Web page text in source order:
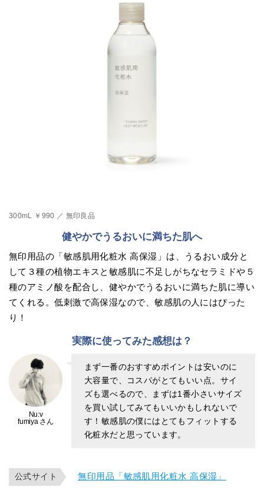
300mL ￥990 ／ 無印良品
健やかでうるおいに満ちた肌へ
無印用品の「敏感肌用化粧水 高保湿」は、うるおい成分と
して３種の植物エキスと敏感肌に不足しがちなセラミドや５
種のアミノ酸を配合し、健やかでうるおいに満ちた肌に導い
てくれる。低刺激で高保湿なので、敏感肌の人にはぴった
り！
実際に使ってみた感想は？
Nu:v
fumiya さん
まず一番のおすすめポイントは安いのに
大容量で、コスパがとてもいい点。サイ
ズも選べるので、まずは1番小さいサイズ
を買い試してみてもいいかもしれないで
す！敏感肌の僕にはとてもフィットする
化粧水だと思っています。
公式サイト 無印用品「敏感肌用化粧水 高保湿」